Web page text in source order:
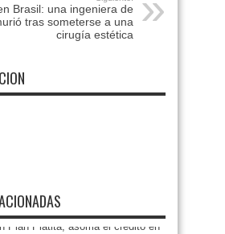
Brasil: una ingeniera de
tras someterse a una
cirugía estética